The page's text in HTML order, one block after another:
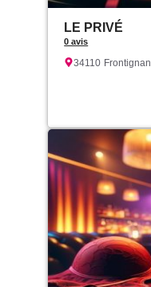
LE PRIVÉ
0 avis
34110 Frontignan